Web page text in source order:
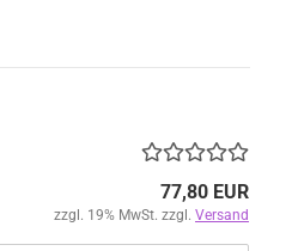
77,80 EUR
zzgl. 19% MwSt. zzgl. Versand